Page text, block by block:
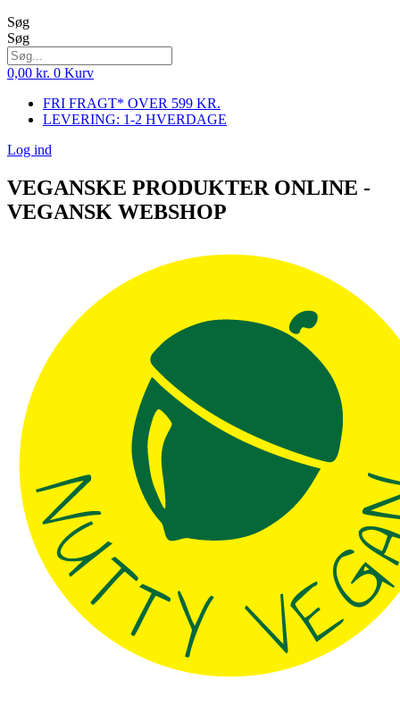
Søg
Søg
0,00 kr. 0 Kurv
FRI FRAGT* OVER 599 KR.
LEVERING: 1-2 HVERDAGE
Log ind
VEGANSKE PRODUKTER ONLINE -
VEGANSK WEBSHOP